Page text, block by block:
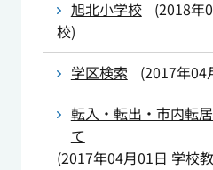
旭北小学校
(2018年
校)
学区検索
(2017年04
転入・転出・市内転
て
(2017年04月01日 学校